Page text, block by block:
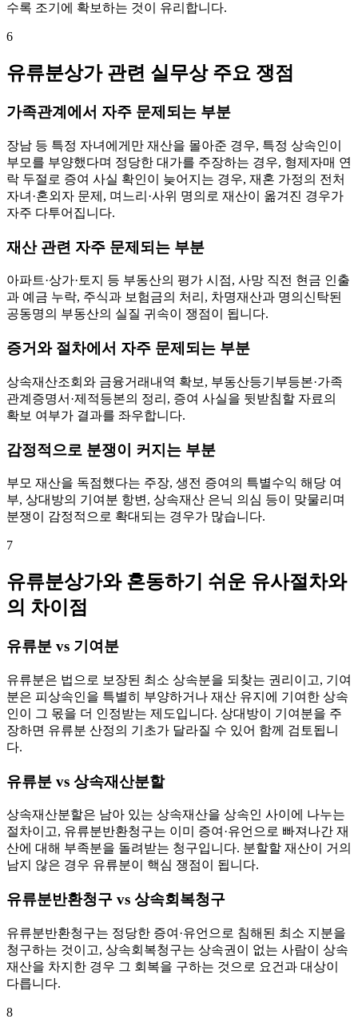
수록 조기에 확보하는 것이 유리합니다.
6
유류분상가 관련 실무상 주요 쟁점
가족관계에서 자주 문제되는 부분
장남 등 특정 자녀에게만 재산을 몰아준 경우, 특정 상속인이
부모를 부양했다며 정당한 대가를 주장하는 경우, 형제자매 연
락 두절로 증여 사실 확인이 늦어지는 경우, 재혼 가정의 전처
자녀·혼외자 문제, 며느리·사위 명의로 재산이 옮겨진 경우가
자주 다투어집니다.
재산 관련 자주 문제되는 부분
아파트·상가·토지 등 부동산의 평가 시점, 사망 직전 현금 인출
과 예금 누락, 주식과 보험금의 처리, 차명재산과 명의신탁된
공동명의 부동산의 실질 귀속이 쟁점이 됩니다.
증거와 절차에서 자주 문제되는 부분
상속재산조회와 금융거래내역 확보, 부동산등기부등본·가족
관계증명서·제적등본의 정리, 증여 사실을 뒷받침할 자료의
확보 여부가 결과를 좌우합니다.
감정적으로 분쟁이 커지는 부분
부모 재산을 독점했다는 주장, 생전 증여의 특별수익 해당 여
부, 상대방의 기여분 항변, 상속재산 은닉 의심 등이 맞물리며
분쟁이 감정적으로 확대되는 경우가 많습니다.
7
유류분상가와 혼동하기 쉬운 유사절차와
의 차이점
유류분 vs 기여분
유류분은 법으로 보장된 최소 상속분을 되찾는 권리이고, 기여
분은 피상속인을 특별히 부양하거나 재산 유지에 기여한 상속
인이 그 몫을 더 인정받는 제도입니다. 상대방이 기여분을 주
장하면 유류분 산정의 기초가 달라질 수 있어 함께 검토됩니
다.
유류분 vs 상속재산분할
상속재산분할은 남아 있는 상속재산을 상속인 사이에 나누는
절차이고, 유류분반환청구는 이미 증여·유언으로 빠져나간 재
산에 대해 부족분을 돌려받는 청구입니다. 분할할 재산이 거의
남지 않은 경우 유류분이 핵심 쟁점이 됩니다.
유류분반환청구 vs 상속회복청구
유류분반환청구는 정당한 증여·유언으로 침해된 최소 지분을
청구하는 것이고, 상속회복청구는 상속권이 없는 사람이 상속
재산을 차지한 경우 그 회복을 구하는 것으로 요건과 대상이
다릅니다.
8